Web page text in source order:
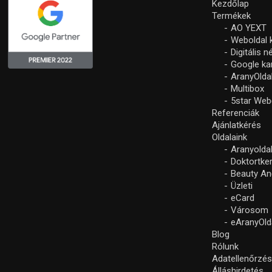
Kezdőlap
Termékek
AO YEXT
Weboldal
Digitális
Google
Multibox
5star
Referenciák
Ajánlatkérés
Oldalaink
Beauty
Üzleti
eCard
Városom
Blog
Rólunk
Adatellenőrzés